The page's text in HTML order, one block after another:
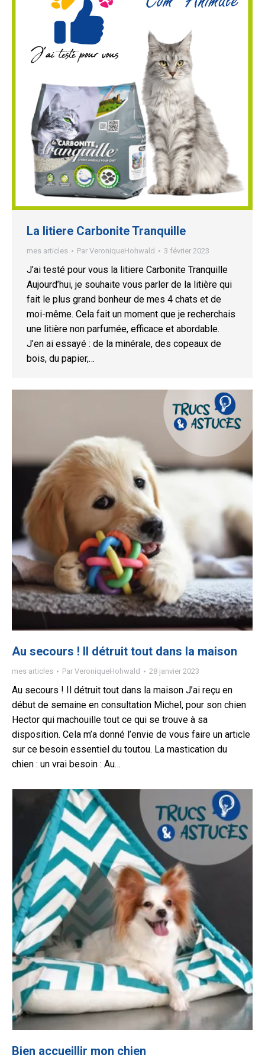
La litiere Carbonite Tranquille
mes articles Par VeroniqueHohwald 3 février 2023
J’ai testé pour vous la litiere Carbonite Tranquille
Aujourd’hui, je souhaite vous parler de la litière qui
fait le plus grand bonheur de mes 4 chats et de
moi-même. Cela fait un moment que je recherchais
une litière non parfumée, efficace et abordable.
J’en ai essayé : de la minérale, des copeaux de
bois, du papier,…
Au secours ! Il détruit tout dans la maison
mes articles Par VeroniqueHohwald 28 janvier 2023
Au secours ! Il détruit tout dans la maison J’ai reçu en
début de semaine en consultation Michel, pour son chien
Hector qui machouille tout ce qui se trouve à sa
disposition. Cela m’a donné l’envie de vous faire un article
sur ce besoin essentiel du toutou. La mastication du
chien : un vrai besoin : Au…
Bien accueillir mon chien